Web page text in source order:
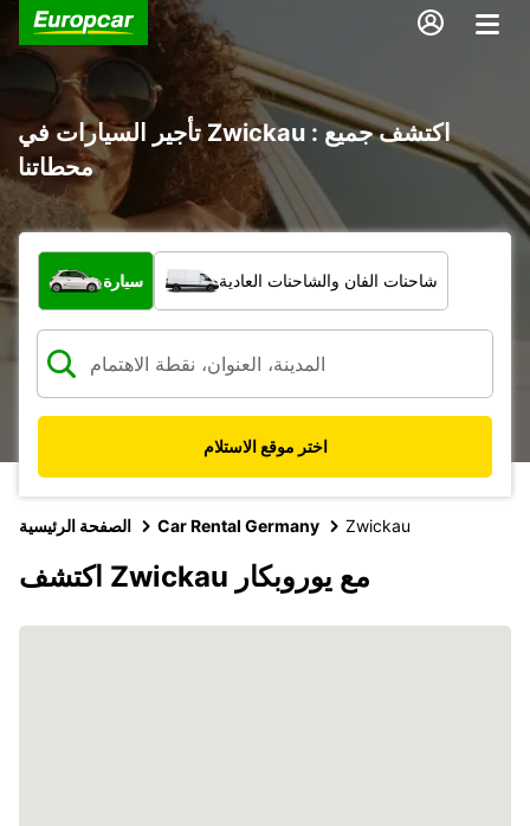
تأجير السيارات في Zwickau : اكتشف جميع
محطاتنا
ما نوع المركبة؟
سيارة شاحنات الفان والشاحنات العادية
اختر موقع الاستلام
الصفحة الرئيسية Car Rental Germany Zwickau
اكتشف Zwickau مع يوروبكار